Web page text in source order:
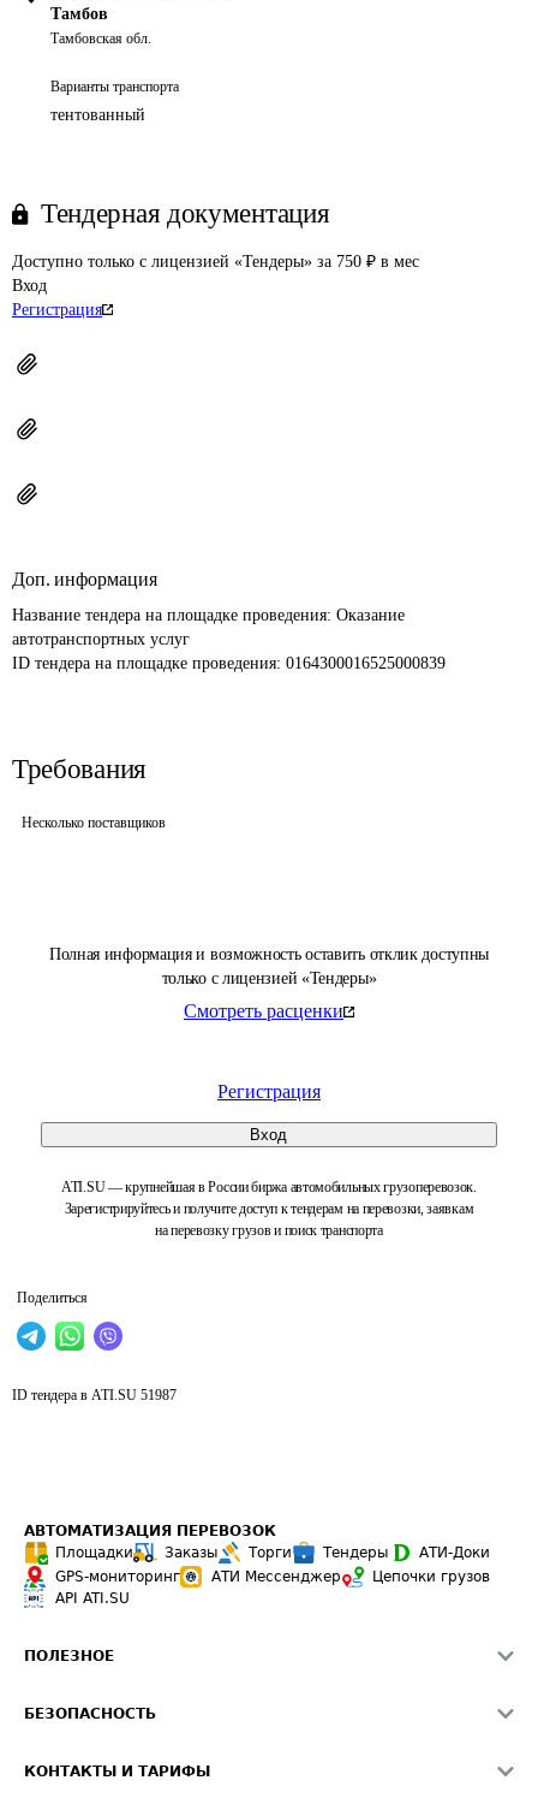
Полная информация и возможность оставить отклик доступны
только с лицензией «Тендеры»
Смотреть расценки
Регистрация
Вход
ATI.SU — крупнейшая в России биржа автомобильных грузоперевозок.
Зарегистрируйтесь и получите доступ к тендерам на перевозки, заявкам
на перевозку грузов и поиск транспорта
Поделиться
Тамбов
Тамбовская обл.
Варианты транспорта
тентованный
Тендерная документация
Доступно только с лицензией «Тендеры» за 750 ₽ в мес
Вход
Регистрация
Доп. информация
Название тендера на площадке проведения: Оказание
автотранспортных услуг
ID тендера на площадке проведения: 0164300016525000839
Требования
Несколько поставщиков
ID тендера в ATI.SU 51987
АВТОМАТИЗАЦИЯ ПЕРЕВОЗОК
Площадки
Заказы Торги Тендеры
АТИ-Доки
GPS-мониторинг
АТИ Мессенджер
Цепочки грузов
API ATI.SU
ПОЛЕЗНОЕ
Звезды ATI.SU на вашем сайте
БЕЗОПАСНОСТЬ
КОНТАКТЫ И ТАРИФЫ